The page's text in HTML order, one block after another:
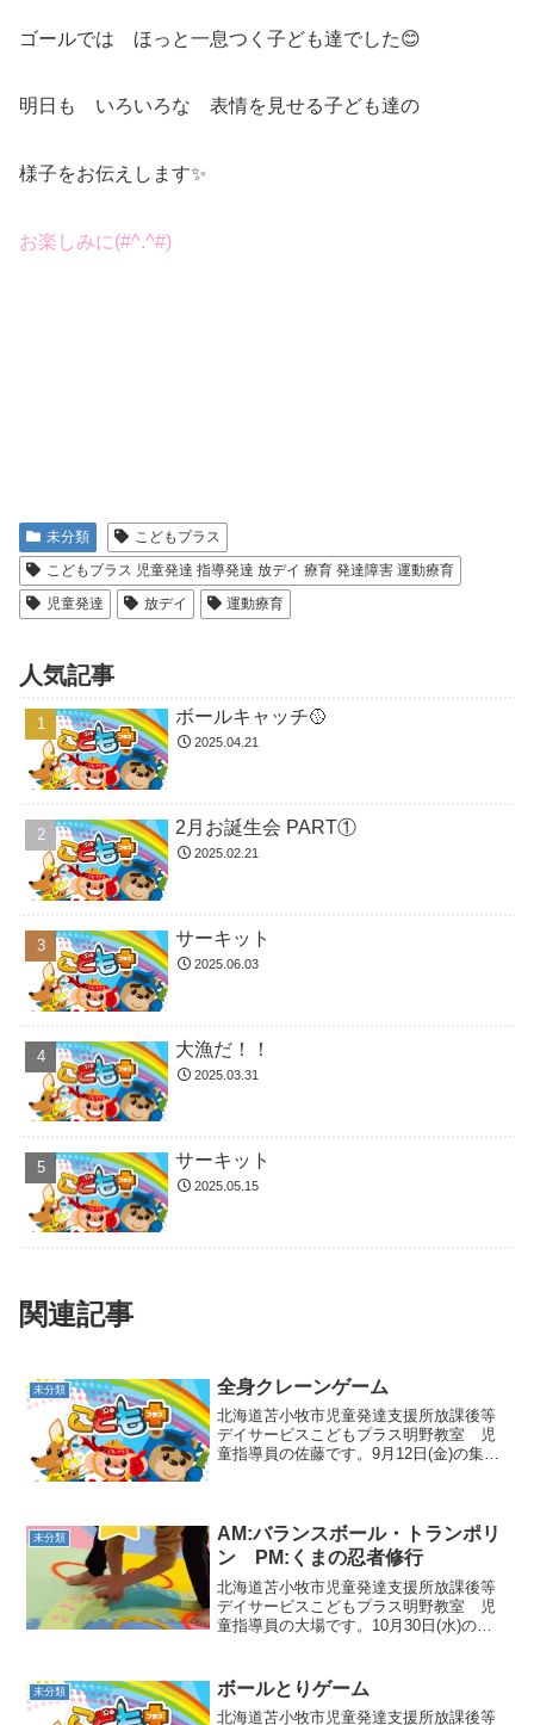
ゴールでは ほっと一息つく子ども達でした😊
明日も いろいろな 表情を見せる子ども達の
様子をお伝えします✨
お楽しみに(#^.^#)
未分類
こどもプラス
こどもプラス 児童発達 指導発達 放デイ 療育 発達障害 運動療育
児童発達
放デイ 運動療育
人気記事
ボールキャッチ🥎
2025.04.21
2月お誕生会 PART①
2025.02.21
サーキット
2025.06.03
大漁だ！！
2025.03.31
サーキット
2025.05.15
関連記事
未分類 全身クレーンゲーム
北海道苫小牧市児童発達支援所放課後等
デイサービスこどもプラス明野教室 児
童指導員の佐藤です。9月12日(金)の集団
運動です❢さぁ目が...
未分類
AM:バランスボール・トランポリ
ン PM:くまの忍者修行
北海道苫小牧市児童発達支援所放課後等
デイサービスこどもプラス明野教室 児
童指導員の大場です。10月30日(水)の集
日の午前は、バランスボールとトランポ
リンで運動をし...
未分類 ボールとりゲーム
北海道苫小牧市児童発達支援所放課後等